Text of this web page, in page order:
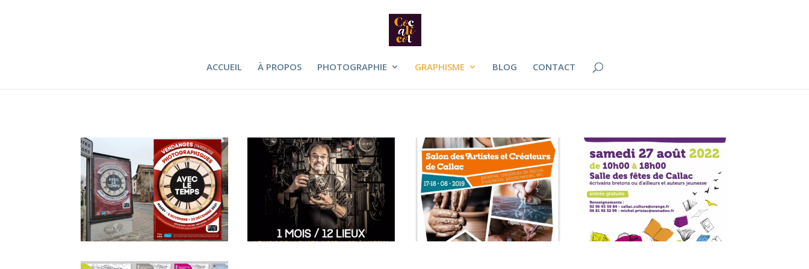
ACCUEIL À PROPOS PHOTOGRAPHIE GRAPHISME BLOG CONTACT